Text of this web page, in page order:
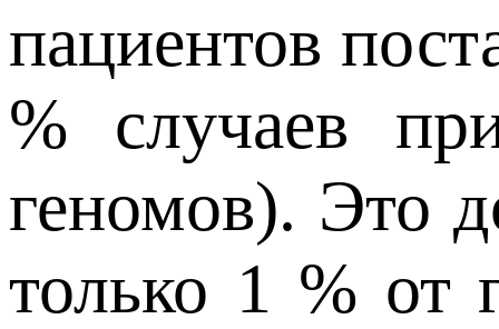
пациентов
% случаев
геномов). Это
только 1 % от